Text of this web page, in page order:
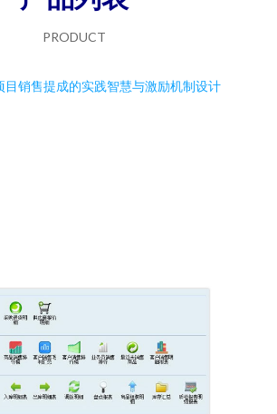
PRODUCT